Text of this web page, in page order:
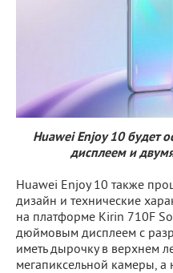
Huawei Enjoy 10 будет
дисплеем и
Huawei Enjoy 10 также
дизайн и технические
на платформе Kirin 710F
дюймовым дисплеем с
иметь дырочку в верхнем
мегапиксельной камеры, а